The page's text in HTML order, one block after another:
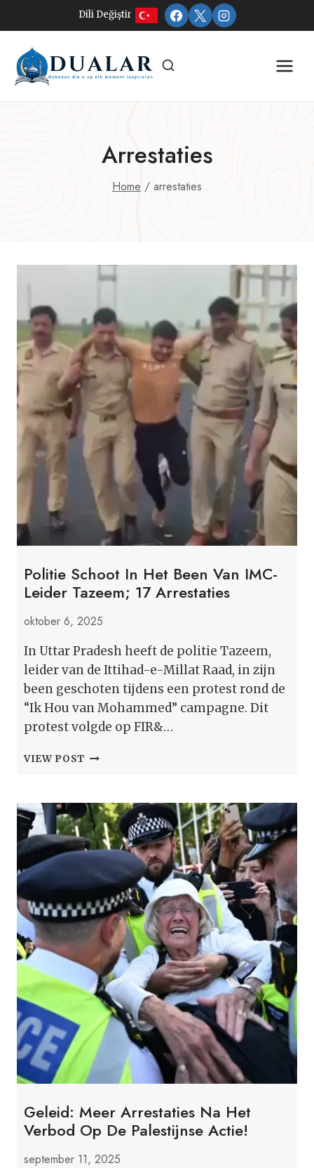
naar
inhoud
Dili Değiştir
Arrestaties
Home / arrestaties
Politie Schoot In Het Been Van IMC-
Leider Tazeem; 17 Arrestaties
oktober 6, 2025
In Uttar Pradesh heeft de politie Tazeem,
leider van de Ittihad-e-Millat Raad, in zijn
been geschoten tijdens een protest rond de
“Ik Hou van Mohammed” campagne. Dit
protest volgde op FIR&…
VIEW POST POLITIE
BEEN
VAN
IMC-
LEIDER
TAZEEM;
17
ARRESTATIES
Geleid: Meer Arrestaties Na Het
Verbod Op De Palestijnse Actie!
september 11, 2025